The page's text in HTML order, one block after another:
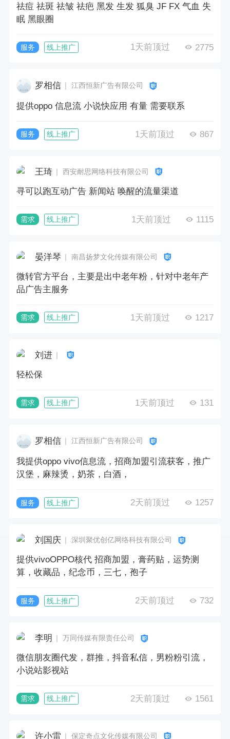
祛痘 祛斑 祛皱 祛疤 黑发 生发 狐臭 JF FX 气血 失
眠 黑眼圈
服务 线上推广 1天前顶过 2775
罗相信 ｜ 江西恒新广告有限公司
提供oppo 信息流 小说快应用 有量 需要联系
服务 线上推广 1天前顶过 867
王琦 ｜ 西安耐思网络科技有限公司
寻可以跑互动广告 新闻站 唤醒的流量渠道
需求 线上推广 1天前顶过 1115
晏洋琴 ｜ 南昌扬梦文化传媒有限公司
微转官方平台，主要是出中老年粉，针对中老年产
品广告主服务
需求 线上推广 1天前顶过 1217
刘进
轻松保
需求 线上推广 1天前顶过 131
罗相信 ｜ 江西恒新广告有限公司
我提供oppo vivo信息流，招商加盟引流获客，推广
汉堡，麻辣烫，奶茶，白酒，
服务 线上推广 2天前顶过 1257
刘国庆 ｜ 深圳聚优创亿网络科技有限公司
提供vivoOPPO核代 招商加盟，膏药贴，运势测
算，收藏品，纪念币，三七，孢子
服务 线上推广 2天前顶过 732
李明 ｜ 万同传媒有限责任公司
微信朋友圈代发，群推，抖音私信，男粉粉引流，
小说站影视站
需求 线上推广 2天前顶过 1561
许小雷 ｜ 保定奇点文化传媒有限公司